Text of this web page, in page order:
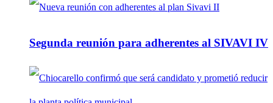
Segunda reunión para adherentes al SIVAVI IV